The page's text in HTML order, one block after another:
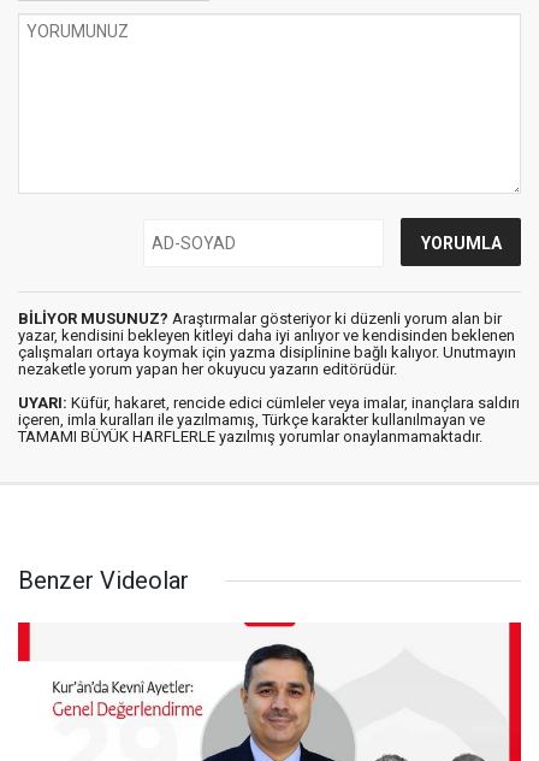
BİLİYOR MUSUNUZ? Araştırmalar gösteriyor ki düzenli yorum alan bir
yazar, kendisini bekleyen kitleyi daha iyi anlıyor ve kendisinden beklenen
çalışmaları ortaya koymak için yazma disiplinine bağlı kalıyor. Unutmayın
nezaketle yorum yapan her okuyucu yazarın editörüdür.
UYARI: Küfür, hakaret, rencide edici cümleler veya imalar, inançlara saldırı
içeren, imla kuralları ile yazılmamış, Türkçe karakter kullanılmayan ve
TAMAMI BÜYÜK HARFLERLE yazılmış yorumlar onaylanmamaktadır.
Benzer Videolar